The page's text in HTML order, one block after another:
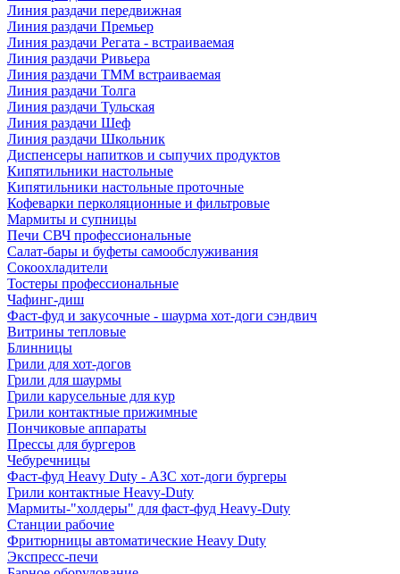
Линия раздачи передвижная
Линия раздачи Премьер
Линия раздачи Регата - встраиваемая
Линия раздачи Ривьера
Линия раздачи ТММ встраиваемая
Линия раздачи Толга
Линия раздачи Тульская
Линия раздачи Шеф
Линия раздачи Школьник
Диспенсеры напитков и сыпучих продуктов
Кипятильники настольные
Кипятильники настольные проточные
Кофеварки перколяционные и фильтровые
Мармиты и супницы
Печи СВЧ профессиональные
Салат-бары и буфеты самообслуживания
Сокоохладители
Тостеры профессиональные
Чафинг-диш
Фаст-фуд и закусочные - шаурма хот-доги сэндвич
Витрины тепловые
Блинницы
Грили для хот-догов
Грили для шаурмы
Грили карусельные для кур
Грили контактные прижимные
Пончиковые аппараты
Прессы для бургеров
Чебуречницы
Фаст-фуд Heavy Duty - АЗС хот-доги бургеры
Грили контактные Heavy-Duty
Мармиты-"холдеры" для фаст-фуд Heavy-Duty
Станции рабочие
Фритюрницы автоматические Heavy Duty
Экспресс-печи